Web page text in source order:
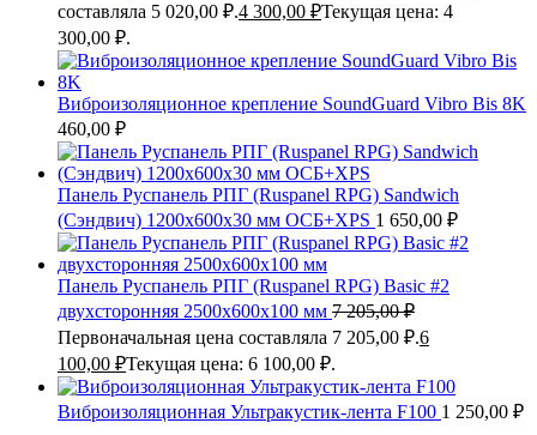
составляла 5 020,00 ₽.4 300,00 ₽Текущая цена: 4
300,00 ₽.
Виброизоляционное крепление SoundGuard Vibro Bis 8K
460,00 ₽
Панель Руспанель РПГ (Ruspanel RPG) Sandwich
(Сэндвич) 1200х600х30 мм ОСБ+XPS 1 650,00 ₽
Панель Руспанель РПГ (Ruspanel RPG) Basic #2
двухсторонняя 2500х600х100 мм 7 205,00₽
Первоначальная цена составляла 7 205,00 ₽.6
100,00 ₽Текущая цена: 6 100,00 ₽.
Виброизоляционная Ультракустик-лента F100 1 250,00 ₽